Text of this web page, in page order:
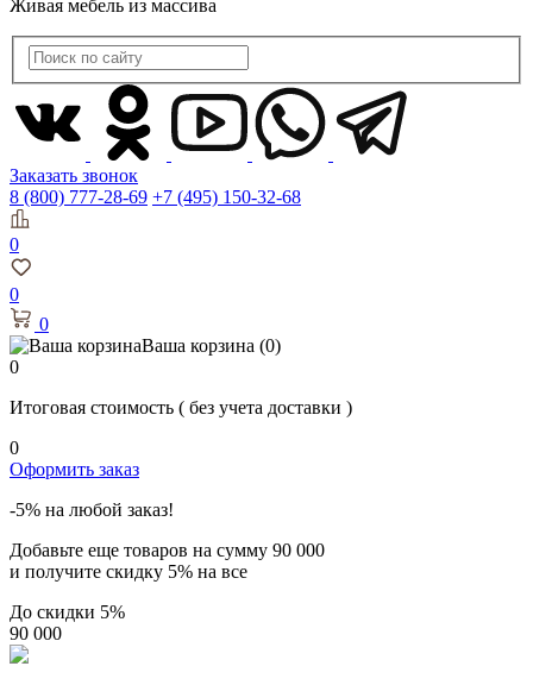
Живая мебель из массива
Заказать звонок
8 (800) 777-28-69 +7 (495) 150-32-68
0
0
0
Ваша корзина (0)
0
Итоговая стоимость ( без учета доставки )
0
Оформить заказ
-5% на любой заказ!
Добавьте еще товаров на сумму 90 000
и получите скидку 5% на все
До скидки 5%
90 000